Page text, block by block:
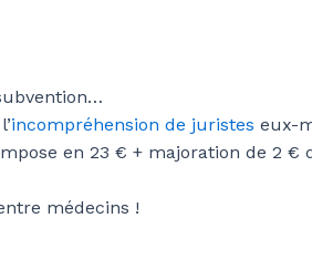
incompréhension de juristes eux-
en 23 € + majoration de 2 €
médecins !